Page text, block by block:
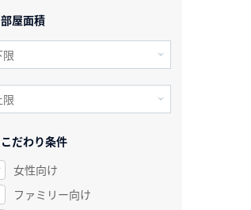
部屋面積
こだわり条件
女性向け
ファミリー向け